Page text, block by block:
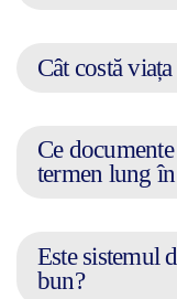
Cât costă
Ce
termen lung
Este sistemul
bun?